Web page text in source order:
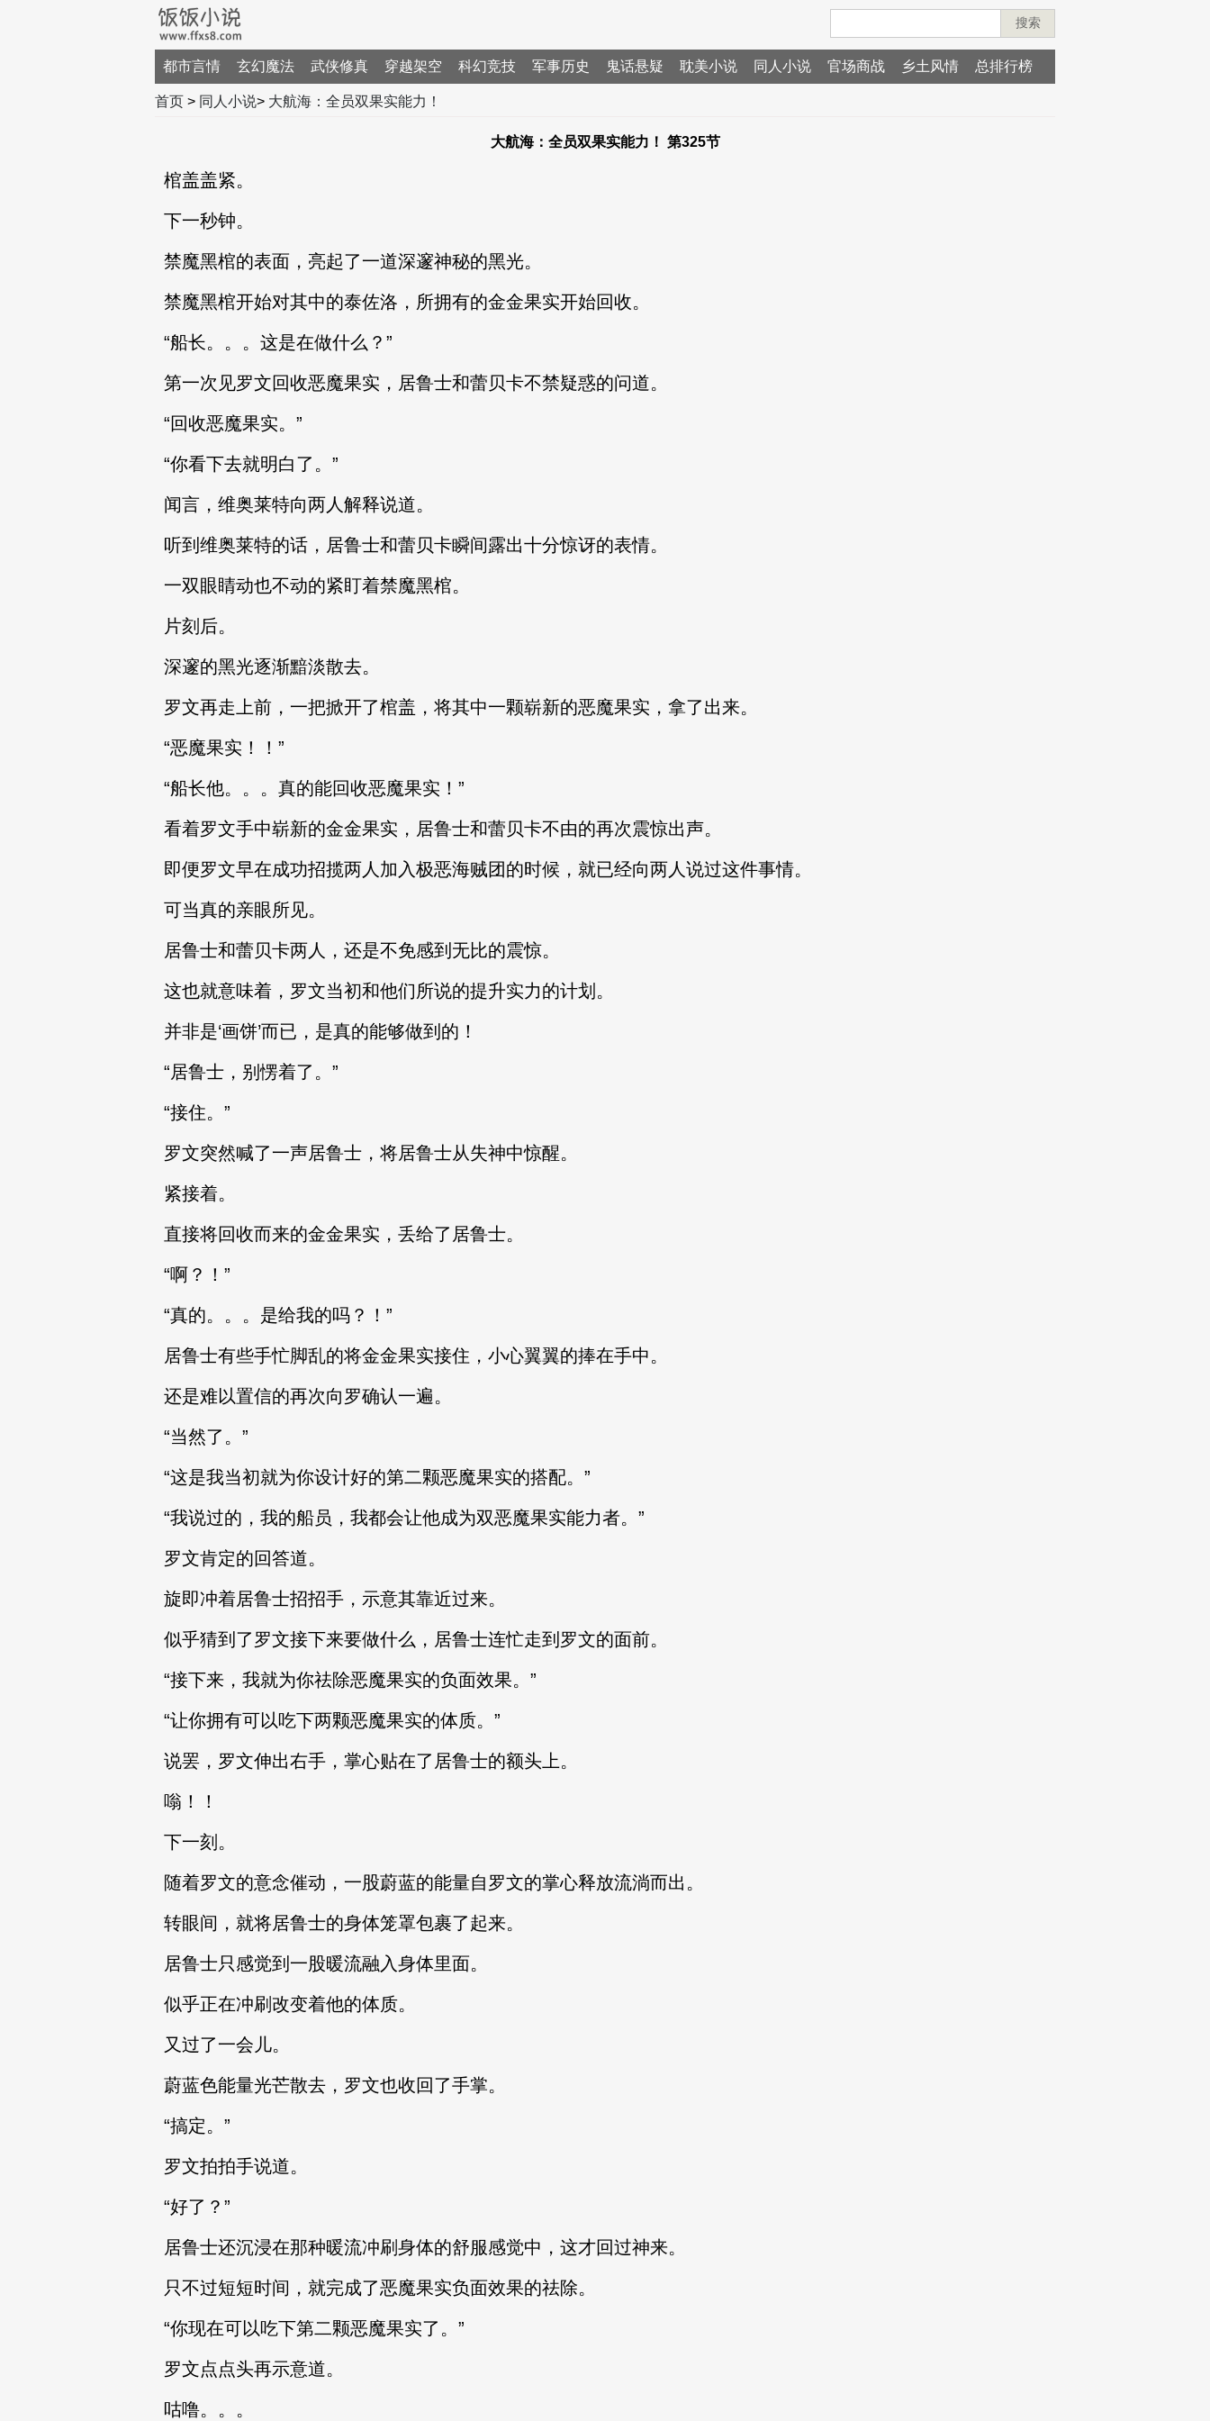
搜索
都市言情 玄幻魔法 武侠修真 穿越架空 科幻竞技 军事历史 鬼话悬疑 耽美小说 同人小说 官场商战 乡土风情 总排行榜
首页 > 同人小说> 大航海：全员双果实能力！
大航海：全员双果实能力！ 第325节
棺盖盖紧。
下一秒钟。
禁魔黑棺的表面，亮起了一道深邃神秘的黑光。
禁魔黑棺开始对其中的泰佐洛，所拥有的金金果实开始回收。
“船长。。。这是在做什么？”
第一次见罗文回收恶魔果实，居鲁士和蕾贝卡不禁疑惑的问道。
“回收恶魔果实。”
“你看下去就明白了。”
闻言，维奥莱特向两人解释说道。
听到维奥莱特的话，居鲁士和蕾贝卡瞬间露出十分惊讶的表情。
一双眼睛动也不动的紧盯着禁魔黑棺。
片刻后。
深邃的黑光逐渐黯淡散去。
罗文再走上前，一把掀开了棺盖，将其中一颗崭新的恶魔果实，拿了出来。
“恶魔果实！！”
“船长他。。。真的能回收恶魔果实！”
看着罗文手中崭新的金金果实，居鲁士和蕾贝卡不由的再次震惊出声。
即便罗文早在成功招揽两人加入极恶海贼团的时候，就已经向两人说过这件事情。
可当真的亲眼所见。
居鲁士和蕾贝卡两人，还是不免感到无比的震惊。
这也就意味着，罗文当初和他们所说的提升实力的计划。
并非是‘画饼’而已，是真的能够做到的！
“居鲁士，别愣着了。”
“接住。”
罗文突然喊了一声居鲁士，将居鲁士从失神中惊醒。
紧接着。
直接将回收而来的金金果实，丢给了居鲁士。
“啊？！”
“真的。。。是给我的吗？！”
居鲁士有些手忙脚乱的将金金果实接住，小心翼翼的捧在手中。
还是难以置信的再次向罗确认一遍。
“当然了。”
“这是我当初就为你设计好的第二颗恶魔果实的搭配。”
“我说过的，我的船员，我都会让他成为双恶魔果实能力者。”
罗文肯定的回答道。
旋即冲着居鲁士招招手，示意其靠近过来。
似乎猜到了罗文接下来要做什么，居鲁士连忙走到罗文的面前。
“接下来，我就为你祛除恶魔果实的负面效果。”
“让你拥有可以吃下两颗恶魔果实的体质。”
说罢，罗文伸出右手，掌心贴在了居鲁士的额头上。
嗡！！
下一刻。
随着罗文的意念催动，一股蔚蓝的能量自罗文的掌心释放流淌而出。
转眼间，就将居鲁士的身体笼罩包裹了起来。
居鲁士只感觉到一股暖流融入身体里面。
似乎正在冲刷改变着他的体质。
又过了一会儿。
蔚蓝色能量光芒散去，罗文也收回了手掌。
“搞定。”
罗文拍拍手说道。
“好了？”
居鲁士还沉浸在那种暖流冲刷身体的舒服感觉中，这才回过神来。
只不过短短时间，就完成了恶魔果实负面效果的祛除。
“你现在可以吃下第二颗恶魔果实了。”
罗文点点头再示意道。
咕噜。。。